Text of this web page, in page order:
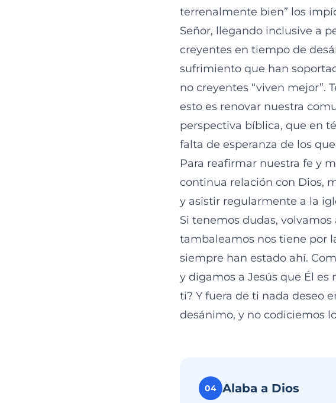
terrenalmente bien” los
Señor, llegando inclusive a
creyentes en tiempo de
sufrimiento que han
no creyentes “viven mejor”.
esto es renovar nuestra
perspectiva bíblica, que en
falta de esperanza de los
Para reafirmar nuestra fe y
continua relación con Dios,
y asistir regularmente a la
Si tenemos dudas,
tambaleamos nos tiene por
siempre han estado ahí.
y digamos a Jesús que Él es
ti? Y fuera de ti nada deseo
desánimo, y no codiciemos
04 Alaba a Dios